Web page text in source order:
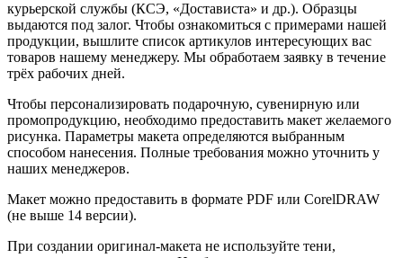
курьерской службы (КСЭ, «Достависта» и др.). Образцы
выдаются под залог. Чтобы ознакомиться с примерами нашей
продукции, вышлите список артикулов интересующих вас
товаров нашему менеджеру. Мы обработаем заявку в течение
трёх рабочих дней.
Чтобы персонализировать подарочную, сувенирную или
промопродукцию, необходимо предоставить макет желаемого
рисунка. Параметры макета определяются выбранным
способом нанесения. Полные требования можно уточнить у
наших менеджеров.
Макет можно предоставить в формате PDF или CorelDRAW
(не выше 14 версии).
При создании оригинал-макета не используйте тени,